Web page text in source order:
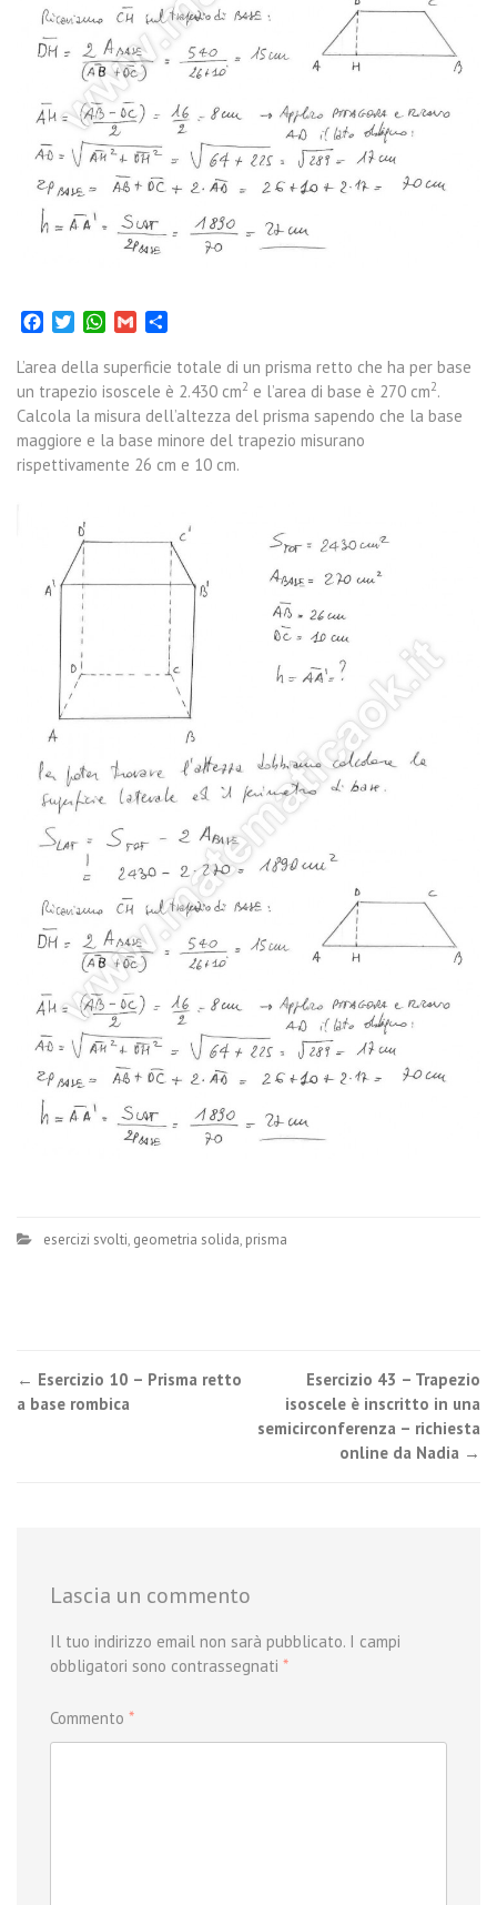
FacebookTwitterWhatsApp
Gmail
L’area della superficie totale di un prisma retto che ha per base
un trapezio isoscele è 2.430 cm2 e l’area di base è 270 cm2.
Calcola la misura dell’altezza del prisma sapendo che la base
maggiore e la base minore del trapezio misurano
rispettivamente 26 cm e 10 cm.
esercizi svolti, geometria solida, prisma
Post
navigation
← Esercizio 10 – Prisma retto
a base rombica
Esercizio 43 – Trapezio
isoscele è inscritto in una
semicirconferenza – richiesta
online da Nadia →
Lascia un commento
Il tuo indirizzo email non sarà pubblicato. I campi
obbligatori sono contrassegnati *
Commento *